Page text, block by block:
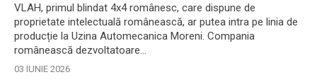
VLAH, primul blindat 4x4 românesc, care dispune de
proprietate intelectuală românească, ar putea intra pe linia de
producție la Uzina Automecanica Moreni. Compania
românească dezvoltatoare...
03 IUNIE 2026